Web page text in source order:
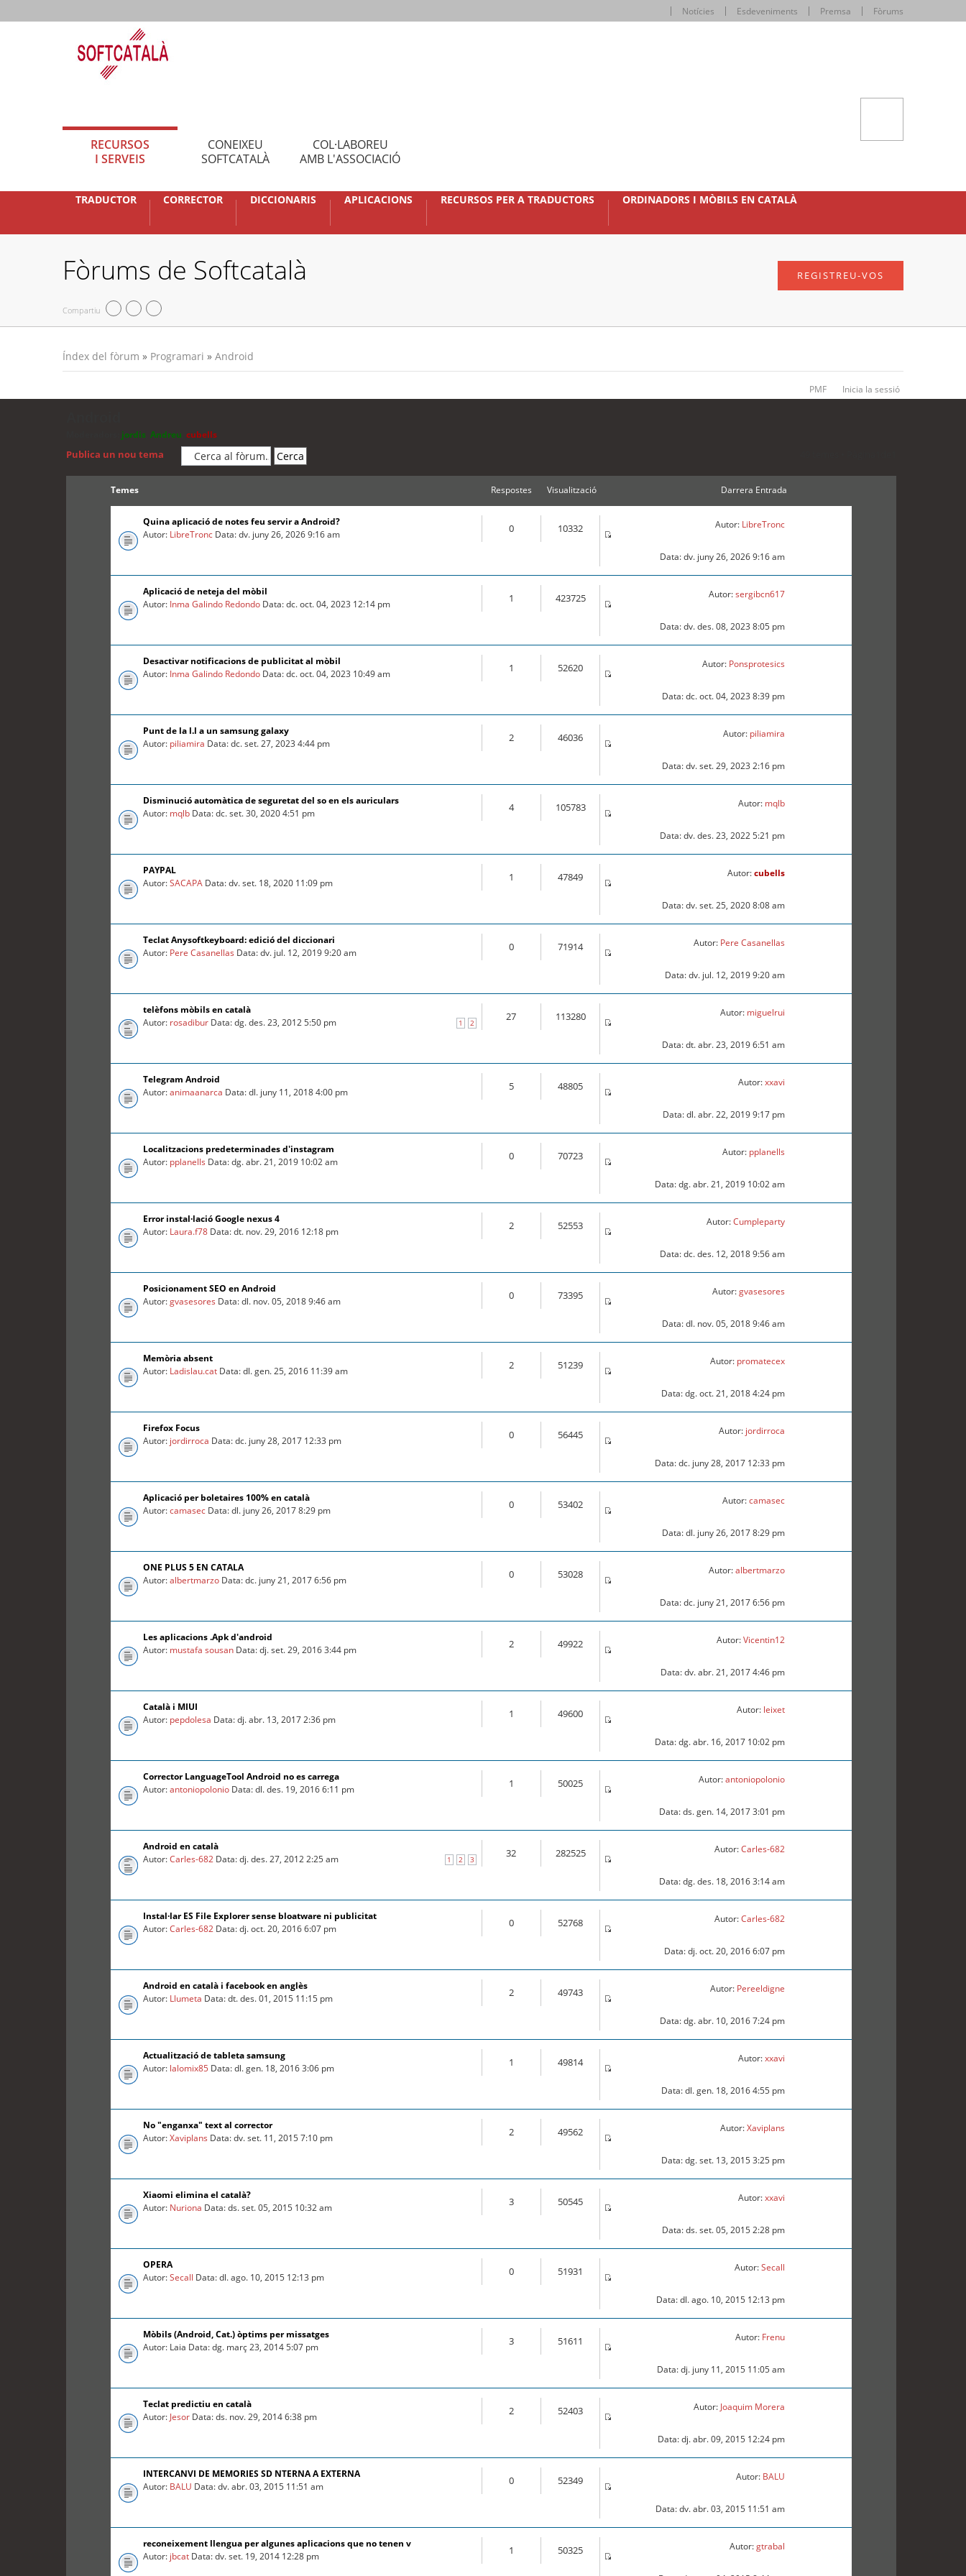
Notícies Esdeveniments Premsa Fòrums
RECURSOS
I SERVEIS
CONEIXEU
SOFTCATALÀ
COL·LABOREU
AMB L'ASSOCIACIÓ
TRADUCTOR CORRECTOR DICCIONARIS APLICACIONS RECURSOS PER A TRADUCTORS ORDINADORS I MÒBILS EN CATALÀ
Fòrums de Softcatalà
Compartiu
REGISTREU-VOS
Índex del fòrum » Programari » Android
PMF Inicia la sessió
jordis Andreu cubells
Publica un nou tema
Temes Respostes Visualització Darrera Entrada
Quina aplicació de notes feu servir a Android?
Autor: LibreTronc Data: dv. juny 26, 2026 9:16 am 0 10332 Autor: LibreTronc
Data: dv. juny 26, 2026 9:16 am
Aplicació de neteja del mòbil
Autor: Inma Galindo Redondo Data: dc. oct. 04, 2023 12:14 pm 1 423725 Autor:sergibcn617
Data: dv. des. 08, 2023 8:05 pm
Desactivar notificacions de publicitat al mòbil
Autor: Inma Galindo Redondo Data: dc. oct. 04, 2023 10:49 am 1 52620 Autor: Ponsprotesics
Data: dc. oct. 04, 2023 8:39 pm
Punt de la l.l a un samsung galaxy
Autor: piliamira Data: dc. set. 27, 2023 4:44 pm 2 46036 Autor: piliamira
Data: dv. set. 29, 2023 2:16 pm
Disminució automàtica de seguretat del so en els auriculars
Autor: mqlb Data: dc. set. 30, 2020 4:51 pm 4 105783 Autor: mqlb
Data: dv. des. 23, 2022 5:21 pm
PAYPAL
Autor:SACAPA Data: dv. set. 18, 2020 11:09 pm 1 47849 Autor:cubells
Data: dv. set. 25, 2020 8:08 am
Teclat Anysoftkeyboard: edició del diccionari
Autor: Pere Casanellas Data: dv. jul. 12, 2019 9:20 am 0 71914 Autor: Pere Casanellas
Data: dv. jul. 12, 2019 9:20 am
telèfons mòbils en català
1 2
Autor: rosadibur Data: dg. des. 23, 2012 5:50 pm 27 113280 Autor: miguelrui
Data: dt. abr. 23, 2019 6:51 am
Telegram Android
Autor:animaanarca Data: dl. juny 11, 2018 4:00 pm 5 48805 Autor:xxavi
Data: dl. abr. 22, 2019 9:17 pm
Localitzacions predeterminades d'instagram
Autor: pplanells Data: dg. abr. 21, 2019 10:02 am 0 70723 Autor: pplanells
Data: dg. abr. 21, 2019 10:02 am
Error instal·lació Google nexus 4
Autor: Laura.f78 Data: dt. nov. 29, 2016 12:18 pm 2 52553 Autor:Cumpleparty
Data: dc. des. 12, 2018 9:56 am
Posicionament SEO en Android
Autor:gvasesores Data: dl. nov. 05, 2018 9:46 am 0 73395 Autor:gvasesores
Data: dl. nov. 05, 2018 9:46 am
Memòria absent
Autor: Ladislau.cat Data: dl. gen. 25, 2016 11:39 am 2 51239 Autor: promatecex
Data: dg. oct. 21, 2018 4:24 pm
Firefox Focus
Autor: jordirroca Data: dc. juny 28, 2017 12:33 pm 0 56445 Autor: jordirroca
Data: dc. juny 28, 2017 12:33 pm
Aplicació per boletaires 100% en català
Autor:camasec Data: dl. juny 26, 2017 8:29 pm 0 53402 Autor:camasec
Data: dl. juny 26, 2017 8:29 pm
ONE PLUS 5 EN CATALA
Autor:albertmarzo Data: dc. juny 21, 2017 6:56 pm 0 53028 Autor:albertmarzo
Data: dc. juny 21, 2017 6:56 pm
Les aplicacions .Apk d'android
Autor: mustafa sousan Data: dj. set. 29, 2016 3:44 pm 2 49922 Autor:Vicentin12
Data: dv. abr. 21, 2017 4:46 pm
Català i MIUI
Autor: pepdolesa Data: dj. abr. 13, 2017 2:36 pm 1 49600 Autor: leixet
Data: dg. abr. 16, 2017 10:02 pm
Corrector LanguageTool Android no es carrega
Autor:antoniopolonio Data: dl. des. 19, 2016 6:11 pm 1 50025 Autor:antoniopolonio
Data: ds. gen. 14, 2017 3:01 pm
Android en català
1 2 3
Autor:Carles-682 Data: dj. des. 27, 2012 2:25 am 32 282525 Autor:Carles-682
Data: dg. des. 18, 2016 3:14 am
Instal·lar ES File Explorer sense bloatware ni publicitat
Autor:Carles-682 Data: dj. oct. 20, 2016 6:07 pm 0 52768 Autor:Carles-682
Data: dj. oct. 20, 2016 6:07 pm
Android en català i facebook en anglès
Autor: Llumeta Data: dt. des. 01, 2015 11:15 pm 2 49743 Autor: Pereeldigne
Data: dg. abr. 10, 2016 7:24 pm
Actualització de tableta samsung
Autor: lalomix85 Data: dl. gen. 18, 2016 3:06 pm 1 49814 Autor:xxavi
Data: dl. gen. 18, 2016 4:55 pm
No "enganxa" text al corrector
Autor:Xaviplans Data: dv. set. 11, 2015 7:10 pm 2 49562 Autor:Xaviplans
Data: dg. set. 13, 2015 3:25 pm
Xiaomi elimina el català?
Autor: Nuriona Data: ds. set. 05, 2015 10:32 am 3 50545 Autor:xxavi
Data: ds. set. 05, 2015 2:28 pm
OPERA
Autor:Secall Data: dl. ago. 10, 2015 12:13 pm 0 51931 Autor:Secall
Data: dl. ago. 10, 2015 12:13 pm
Mòbils (Android, Cat.) òptims per missatges
Autor: Laia Data: dg. març 23, 2014 5:07 pm
3 51611 Autor: Frenu
Data: dj. juny 11, 2015 11:05 am
Teclat predictiu en català
Autor: Jesor Data: ds. nov. 29, 2014 6:38 pm 2 52403 Autor: Joaquim Morera
Data: dj. abr. 09, 2015 12:24 pm
INTERCANVI DE MEMORIES SD NTERNA A EXTERNA
Autor: BALU Data: dv. abr. 03, 2015 11:51 am 0 52349 Autor: BALU
Data: dv. abr. 03, 2015 11:51 am
reconeixement llengua per algunes aplicacions que no tenen v
Autor: jbcat Data: dv. set. 19, 2014 12:28 pm 1 50325 Autor:gtrabal